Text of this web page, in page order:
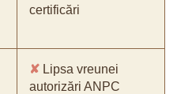
certificări
✘ Lipsa vreunei
autorizări ANPC